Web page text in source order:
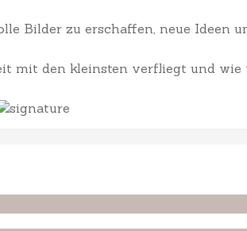
Bilder zu erschaffen, neue Ideen
mit den kleinsten verfliegt und